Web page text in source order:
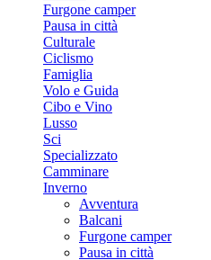
Furgone camper
Pausa in città
Culturale
Ciclismo
Famiglia
Volo e Guida
Cibo e Vino
Lusso
Sci
Specializzato
Camminare
Inverno
Avventura
Balcani
Furgone camper
Pausa in città